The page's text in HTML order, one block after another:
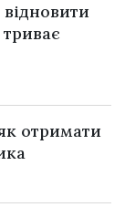
отримати